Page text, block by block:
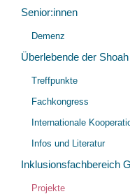
Senior:innen
Demenz
Überlebende der Shoah
Treffpunkte
Fachkongress
Internationale
Infos und Literatur
Inklusionsfachbereich
Projekte